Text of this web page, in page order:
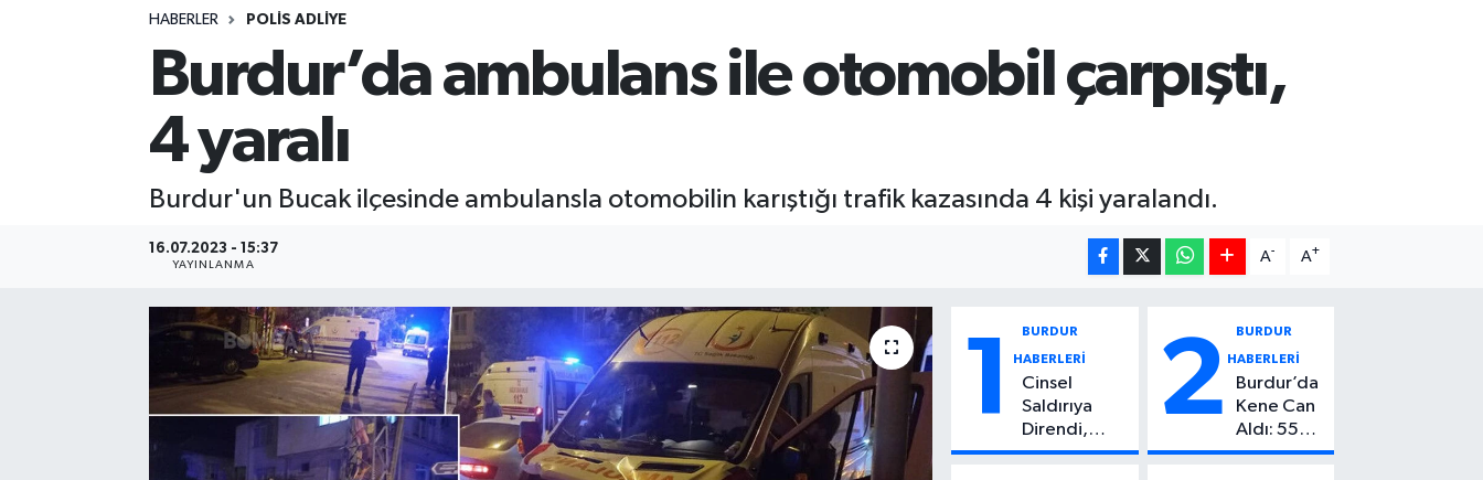
HABERLER POLIS ADLIYE
Burdur’da ambulans ile otomobil çarpıştı,
4 yaralı
Burdur'un Bucak ilçesinde ambulansla otomobilin karıştığı trafik kazasında 4 kişi yaralandı.
16.07.2023 - 15:37
YAYINLANMA
A- A+
1 BURDUR
HABERLERİ
Cinsel
Saldırıya
Direndi,
Başından
2 BURDUR
HABERLERİ
Burdur’da
Kene Can
Aldı: 55
Yaşındaki